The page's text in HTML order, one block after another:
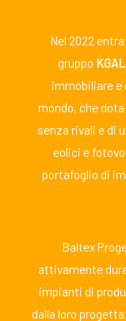
Nel 2022
gruppo KGAL
immobiliare e
mondo, che
senza rivali e di
eolici e
portafoglio di
Baltex
attivamente
impianti di
dalla loro